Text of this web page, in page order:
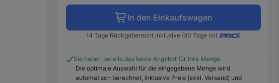
In den Einkaufswagen
14 Tage Rückgaberecht inklusive (30 Tage mit )
Sie haben bereits das beste Angebot für Ihre Menge.
Die optimale Auswahl für die eingegebene Menge wird
automatisch berechnet, inklusive Preis (exkl. Versand) und